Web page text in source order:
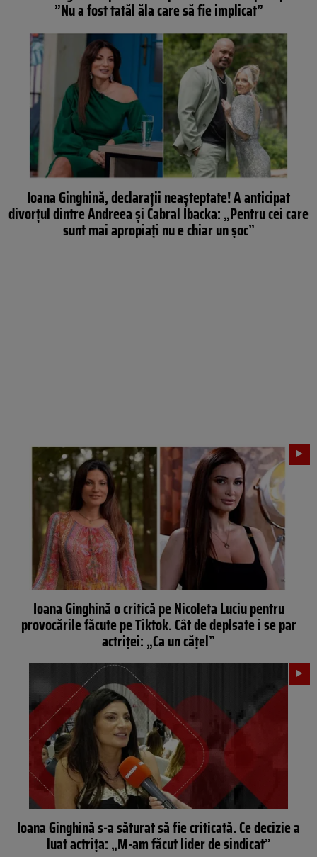
”Nu a fost tatăl ăla care să fie implicat”
Ioana Ginghină, declarații neașteptate! A anticipat
divorțul dintre Andreea și Cabral Ibacka: „Pentru cei care
sunt mai apropiați nu e chiar un șoc”
Ioana Ginghină o critică pe Nicoleta Luciu pentru
provocările făcute pe Tiktok. Cât de deplsate i se par
actriței: „Ca un cățel”
Ioana Ginghină s-a săturat să fie criticată. Ce decizie a
luat actrița: „M-am făcut lider de sindicat”